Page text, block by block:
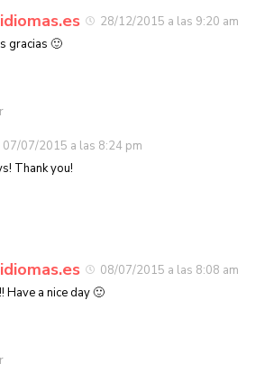
28/12/2015 a las 9:20 am
gracias 🙂
07/07/2015 a las 8:24 pm
Thank you!
08/07/2015 a las 8:08 am
Have a nice day 🙂